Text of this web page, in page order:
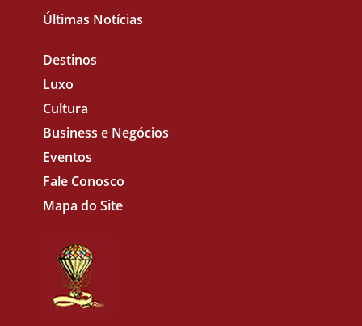
Últimas Notícias
Destinos
Luxo
Cultura
Business e Negócios
Eventos
Fale Conosco
Mapa do Site